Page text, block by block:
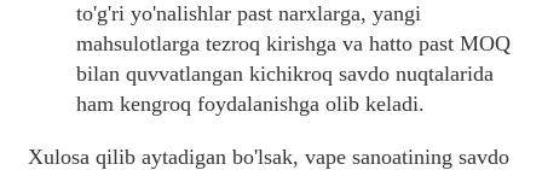
to'g'ri yo'nalishlar past narxlarga, yangi
mahsulotlarga tezroq kirishga va hatto past MOQ
bilan quvvatlangan kichikroq savdo nuqtalarida
ham kengroq foydalanishga olib keladi.
Xulosa qilib aytadigan bo'lsak, vape sanoatining savdo